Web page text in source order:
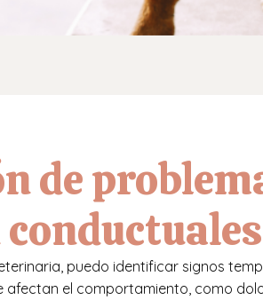
de
conductuales
puedo identificar signos
afectan el comportamiento, como